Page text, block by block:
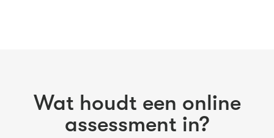
Wat houdt een online
assessment in?